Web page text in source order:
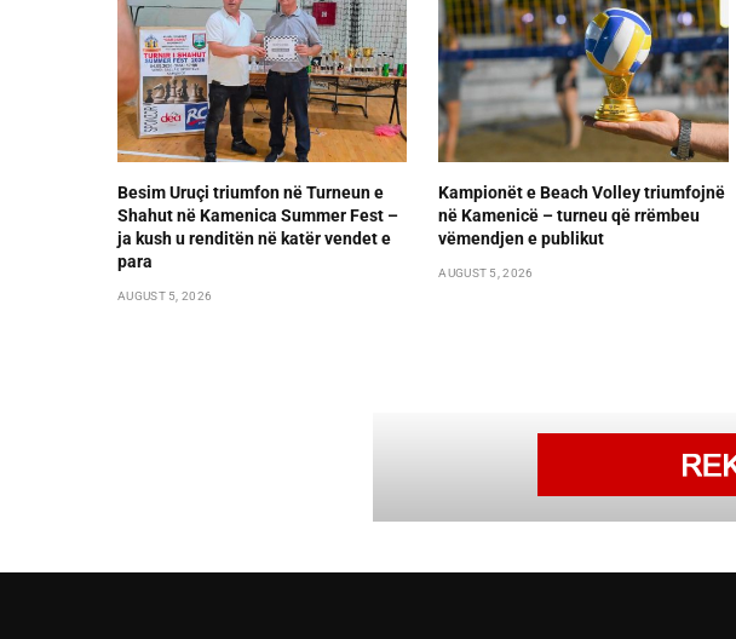
Besim Uruçi triumfon në Turneun e
Shahut në Kamenica Summer Fest –
ja kush u renditën në katër vendet e
para
AUGUST 5, 2026
Kampionët e Beach Volley triumfojnë
në Kamenicë – turneu që rrëmbeu
vëmendjen e publikut
AUGUST 5, 2026